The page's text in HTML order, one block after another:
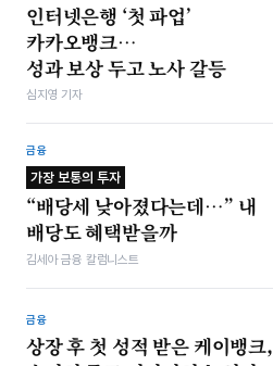
인터넷은행 ‘첫 파업’
카카오뱅크…
성과 보상 두고 노사 갈등
심지영 기자
금융
가장 보통의 투자
“배당세 낮아졌다는데…” 내
배당도 혜택받을까
김세아 금융 칼럼니스트
금융
상장 후 첫 성적 받은 케이뱅크,